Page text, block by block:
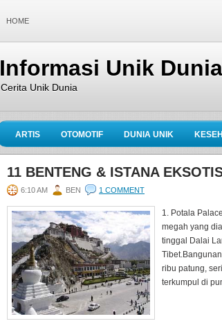
HOME
Informasi Unik Dunia
Cerita Unik Dunia
ARTIS OTOMOTIF DUNIA UNIK
11 BENTENG & ISTANA
6:10 AM BEN 1 COMMENT
1. Potala
megah yang
tinggal Dalai
ribu patung,
terkumpul di